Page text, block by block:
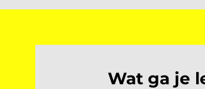
Wat ga je